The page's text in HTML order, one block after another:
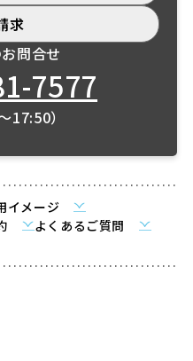
求
問合せ
7577
17:50）
イメージ
よくあるご質問